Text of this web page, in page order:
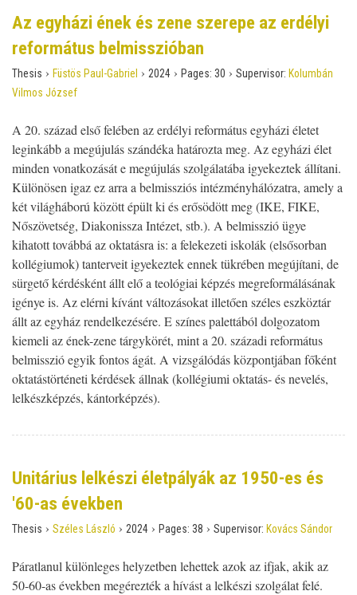
Az egyházi ének és zene szerepe az erdélyi
református belmisszióban
Thesis › Füstös Paul-Gabriel › 2024 › Pages: 30 › Supervisor: Kolumbán
Vilmos József
A 20. század első felében az erdélyi református egyházi életet
leginkább a megújulás szándéka határozta meg. Az egyházi élet
minden vonatkozását e megújulás szolgálatába igyekeztek állítani.
Különösen igaz ez arra a belmissziós intézményhálózatra, amely a
két világháború között épült ki és erősödött meg (IKE, FIKE,
Nőszövetség, Diakonissza Intézet, stb.). A belmisszió ügye
kihatott továbbá az oktatásra is: a felekezeti iskolák (elsősorban
kollégiumok) tanterveit igyekeztek ennek tükrében megújítani, de
sürgető kérdésként állt elő a teológiai képzés megreformálásának
igénye is. Az elérni kívánt változásokat illetően széles eszköztár
állt az egyház rendelkezésére. E színes palettából dolgozatom
kiemeli az ének-zene tárgykörét, mint a 20. századi református
belmisszió egyik fontos ágát. A vizsgálódás központjában főként
oktatástörténeti kérdések állnak (kollégiumi oktatás- és nevelés,
lelkészképzés, kántorképzés).
Unitárius lelkészi életpályák az 1950-es és
'60-as években
Thesis › Széles László › 2024 › Pages: 38 › Supervisor: Kovács Sándor
Páratlanul különleges helyzetben lehettek azok az ifjak, akik az
50-60-as években megérezték a hívást a lelkészi szolgálat felé.